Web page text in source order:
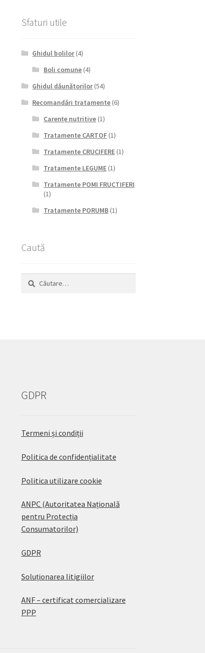
Sfaturi utile
Ghidul bolilor(4)
Boli comune(4)
Ghidul dăunătorilor(54)
Recomandări tratamente (6)
Carențe nutritive(1)
Tratamente CARTOF(1)
Tratamente CRUCIFERE(1)
Tratamente LEGUME(1)
Tratamente POMI FRUCTIFERI
(1)
Tratamente PORUMB(1)
Caută
Caută
GDPR
Termeni și condiții
Politica de confidențialitate
Politica utilizare cookie
ANPC (Autoritatea Națională
pentru Protecția
Consumatorilor)
GDPR
Soluționarea litigiilor
ANF – certificat comercializare
PPP